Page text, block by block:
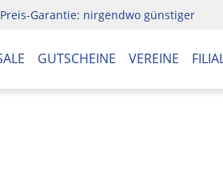
Garantie: nirgendwo günstiger
GUTSCHEINE VEREINE